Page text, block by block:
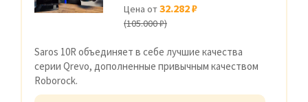
Цена от32.282 ₽
(105.000 ₽)
Saros 10R объединяет в себе лучшие качества
серии Qrevo, дополненные привычным качеством
Roborock.